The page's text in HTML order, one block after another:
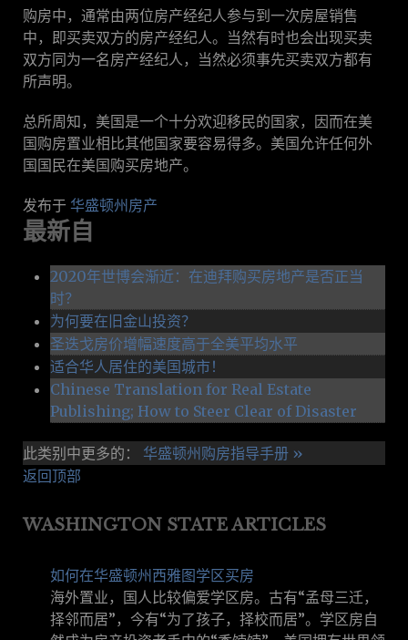
购房中，通常由两位房产经纪人参与到一次房屋销售
中，即买卖双方的房产经纪人。当然有时也会出现买卖
双方同为一名房产经纪人，当然必须事先买卖双方都有
所声明。
总所周知，美国是一个十分欢迎移民的国家，因而在美
国购房置业相比其他国家要容易得多。美国允许任何外
国国民在美国购买房地产。
发布于 华盛顿州房产
最新自
2020年世博会渐近：在迪拜购买房地产是否正当
时？
为何要在旧金山投资？
圣迭戈房价增幅速度高于全美平均水平
适合华人居住的美国城市！
Chinese Translation for Real Estate
Publishing; How to Steer Clear of Disaster
此类别中更多的：
华盛顿州购房指导手册 »
返回顶部
WASHINGTON STATE ARTICLES
如何在华盛顿州西雅图学区买房
海外置业，国人比较偏爱学区房。古有“孟母三迁，
择邻而居”，今有“为了孩子，择校而居”。学区房自